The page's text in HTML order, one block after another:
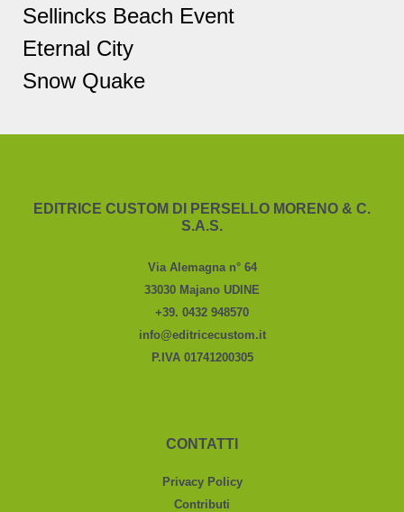
Sellincks Beach Event
Eternal City
Snow Quake
EDITRICE CUSTOM DI PERSELLO MORENO & C.
S.A.S.
Via Alemagna n° 64
33030 Majano UDINE
+39. 0432 948570
info@editricecustom.it
P.IVA 01741200305
CONTATTI
Privacy Policy
Contributi